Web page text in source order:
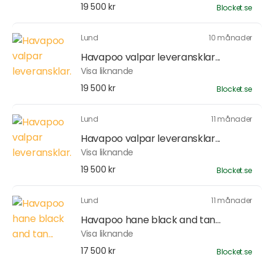
19 500 kr
Blocket.se
Lund 10 månader
Havapoo valpar leveransklar...
Visa liknande
19 500 kr
Blocket.se
Lund 11 månader
Havapoo valpar leveransklar...
Visa liknande
19 500 kr
Blocket.se
Lund 11 månader
Havapoo hane black and tan...
Visa liknande
17 500 kr
Blocket.se